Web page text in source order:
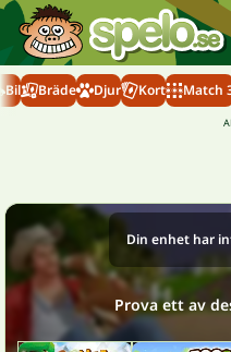
Bil Bräde Djur Kort Match
Din enhet har
Prova ett av